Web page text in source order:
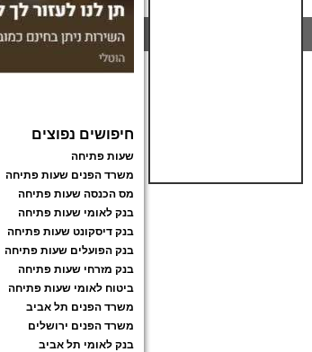
חיפושים נפוצים
שעות פתיחה
משרד הפנים שעות פתיחה
מס הכנסה שעות פתיחה
בנק לאומי שעות פתיחה
בנק דיסקונט שעות פתיחה
בנק הפועלים שעות פתיחה
בנק מזרחי שעות פתיחה
ביטוח לאומי שעות פתיחה
משרד הפנים תל אביב
משרד הפנים ירושלים
בנק לאומי תל אביב